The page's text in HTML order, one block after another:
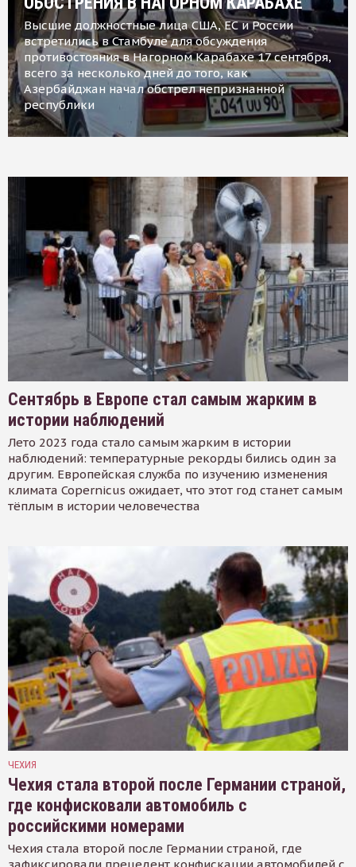
Высшие должностные лица США, ЕС и России
встретились в Стамбуле для обсуждения
противостояния в Нагорном Карабахе 17 сентября,
всего за несколько дней до того, как
Азербайджан начал обстрел непризнанной
республики
Сентябрь в Европе стал самым жарким в
истории наблюдений
Лето 2023 года стало самым жарким в истории
наблюдений: температурные рекорды бились один за
другим. Европейская служба по изучению изменения
климата Copernicus ожидает, что этот год станет самым
тёплым в истории человечества
ЧЕХИЯ
Чехия стала второй после Германии страной,
где конфисковали автомобиль с
российскими номерами
Чехия стала второй после Германии страной, где